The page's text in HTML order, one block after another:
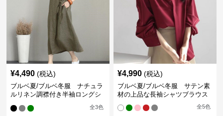
¥4,490 (税込)
ブルベ夏/ブルベ冬服 ナチュラ
ルリネン調襟付き半袖ロングシ
全3色
¥4,990 (税込)
ブルベ夏/ブルベ冬服 サテン素
材の上品な長袖シャツブラウス
全5色